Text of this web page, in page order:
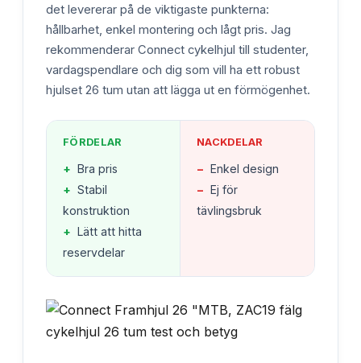
det levererar på de viktigaste punkterna:
hållbarhet, enkel montering och lågt pris. Jag
rekommenderar Connect cykelhjul till studenter,
vardagspendlare och dig som vill ha ett robust
hjulset 26 tum utan att lägga ut en förmögenhet.
FÖRDELAR
+ Bra pris
+ Stabil
konstruktion
+ Lätt att hitta
reservdelar
NACKDELAR
− Enkel design
− Ej för
tävlingsbruk